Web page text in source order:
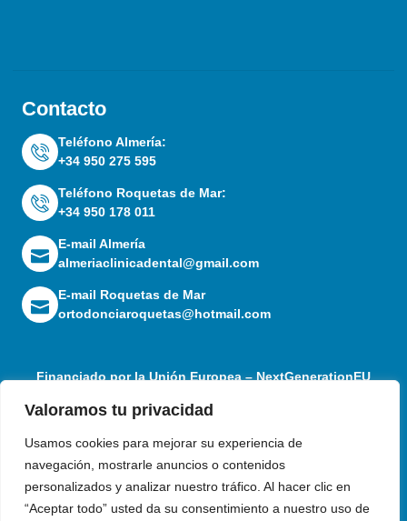
Valoramos tu privacidad
Usamos cookies para mejorar su experiencia de
navegación, mostrarle anuncios o contenidos
personalizados y analizar nuestro tráfico. Al hacer clic en
“Aceptar todo” usted da su consentimiento a nuestro uso de
Contacto
Teléfono Almería:
+34 950 275 595
Teléfono Roquetas de Mar:
+34 950 178 011
E-mail Almería
almeriaclinicadental@gmail.com
E-mail Roquetas de Mar
ortodonciaroquetas@hotmail.com
Financiado por la Unión Europea – NextGenerationEU